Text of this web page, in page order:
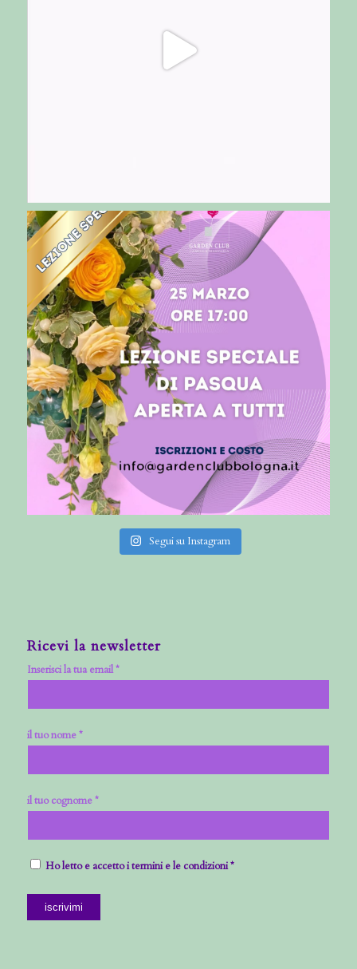
Segui su Instagram
Ricevi la newsletter
Inserisci la tua email *
il tuo nome *
il tuo cognome *
Ho letto e accetto i termini e le condizioni *